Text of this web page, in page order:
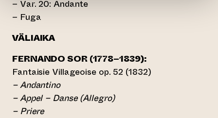
– Var. 20: Andante
– Fuga
VÄLIAIKA
FERNANDO SOR (1778–1839):
Fantaisie Villageoise op. 52 (1832)
– Andantino
– Appel – Danse (Allegro)
– Priere